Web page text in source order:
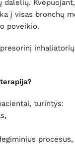
į visas bronchų
poveikio.
turintys: